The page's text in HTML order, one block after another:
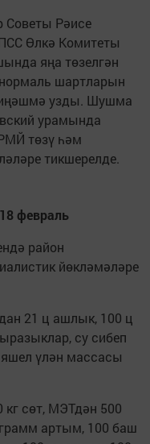
Рәисе
Өлкә Комитеты
яңа төзелгән
шартларын
узды. Шушма
урамында
төзү һәм
тикшерелде.
февраль
район
йөкләмәләре
21 ц ашлык, 100 ц
су сибеп
яшел үлән массасы
кг сөт, МЭТдән 500
артым, 100 баш